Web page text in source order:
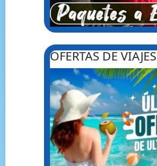
OFERTAS DE VIAJES